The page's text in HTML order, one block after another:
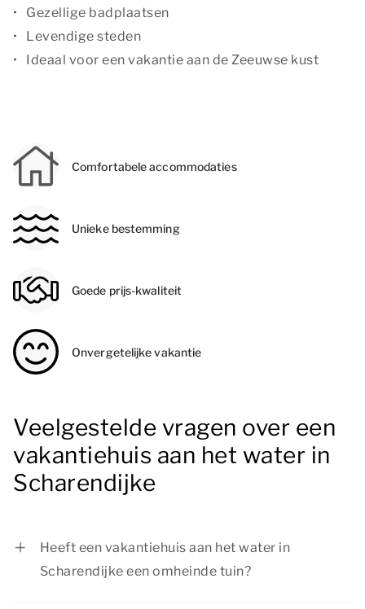
Gezellige badplaatsen
Levendige steden
Ideaal voor een vakantie aan de Zeeuwse kust
Comfortabele accommodaties
Unieke bestemming
Goede prijs-kwaliteit
Onvergetelijke vakantie
Veelgestelde vragen over een
vakantiehuis aan het water in
Scharendijke
Heeft een vakantiehuis aan het water in
Scharendijke een omheinde tuin?